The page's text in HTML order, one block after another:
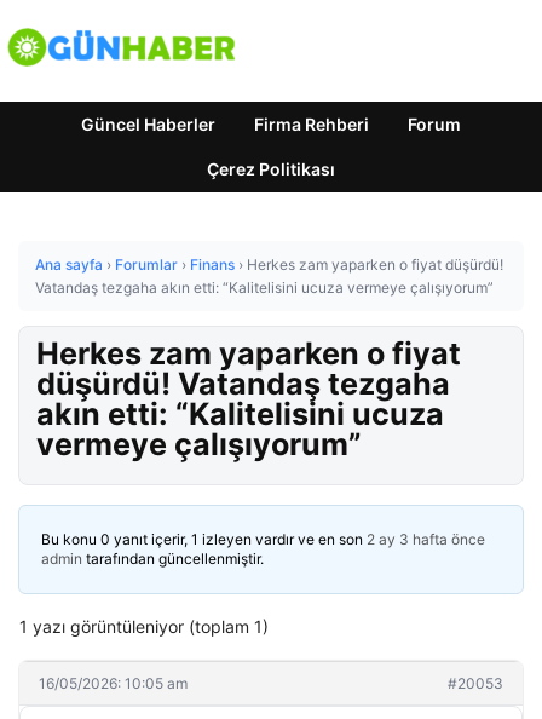
Güncel Haberler Firma Rehberi Forum
Çerez Politikası
Ana sayfa › Forumlar › Finans › Herkes zam yaparken o fiyat düşürdü!
Vatandaş tezgaha akın etti: “Kalitelisini ucuza vermeye çalışıyorum”
Herkes zam yaparken o fiyat
düşürdü! Vatandaş tezgaha
akın etti: “Kalitelisini ucuza
vermeye çalışıyorum”
Bu konu 0 yanıt içerir, 1 izleyen vardır ve en son 2 ay 3 hafta önce
admin tarafından güncellenmiştir.
1 yazı görüntüleniyor (toplam 1)
16/05/2026: 10:05 am #20053